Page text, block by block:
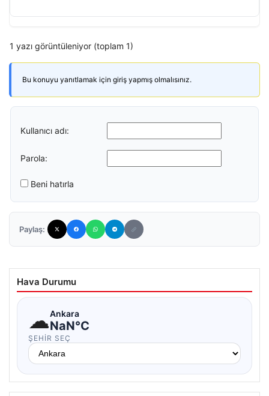
1 yazı görüntüleniyor (toplam 1)
Bu konuyu yanıtlamak için giriş yapmış olmalısınız.
Kullanıcı adı:
Parola:
Beni hatırla
Paylaş:
Hava Durumu
☁Ankara
NaN°C
ŞEHIR SEÇ